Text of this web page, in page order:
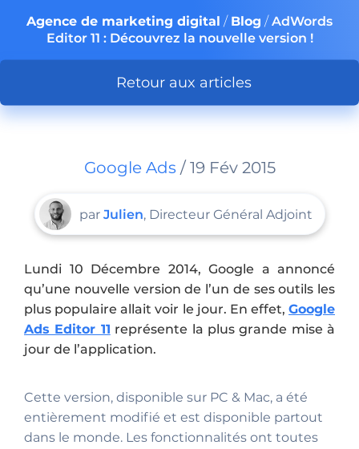
Agence de marketing digital / Blog /AdWords
Editor 11 : Découvrez la nouvelle version !
Retour aux articles
Google Ads / 19 Fév 2015
par Julien, Directeur Général Adjoint
Lundi 10 Décembre 2014, Google a annoncé
qu’une nouvelle version de l’un de ses outils les
plus populaire allait voir le jour. En effet, Google
Ads Editor 11 représente la plus grande mise à
jour de l’application.
Cette version, disponible sur PC & Mac, a été
entièrement modifié et est disponible partout
dans le monde. Les fonctionnalités ont toutes